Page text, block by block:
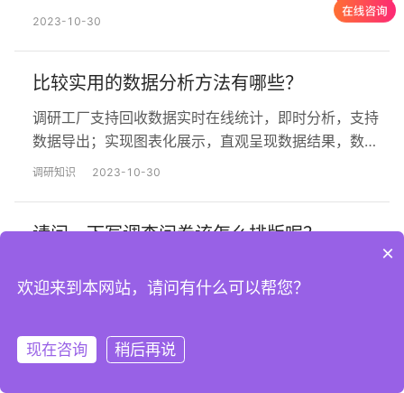
种独特性。而得到细分市场的过程，我们叫做市场细
让企业的产品和服务更彻底达到每一个细分市场，确保
企业的产品和服务更好地匹配到每一个细分市场上独特
的需要。 所以要想做好市…
2023-10-30
比较实用的数据分析方法有哪些？
调研工厂支持回收数据实时在线统计，即时分析，支持
数据导出；实现图表化展示，直观呈现数据结果，数据
不仅专业而且好看，专业的分析报表可直接引用，帮助
托19年专业调研经验共同研发的线上+线下一站式调研
论文查重、面对面…
调研知识 2023-10-30
请问一下写调查问卷该怎么排版呢？
推荐调研工厂（调研工厂-国内调研方法齐全、质量把控
学，依托19年专业调研经验共同研发的线上+线下一站
式调研服务平台，提供从需求分析、问卷设计、问卷编
注册
×
欢迎来到本网站，请问有什么可以帮您？
现在咨询 稍后再说